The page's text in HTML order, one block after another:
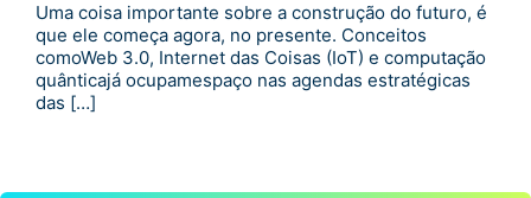
Uma coisa importante sobre a construção do futuro, é
que ele começa agora, no presente. Conceitos
comoWeb 3.0, Internet das Coisas (IoT) e computação
quânticajá ocupamespaço nas agendas estratégicas
das […]